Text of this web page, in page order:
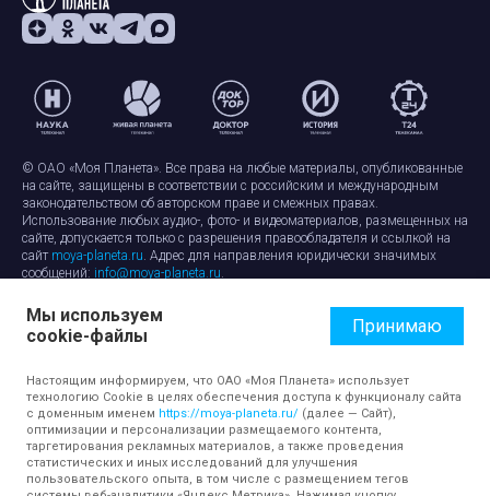
© ОАО «Моя Планета». Все права на любые материалы, опубликованные
на сайте, защищены в соответствии с российским и международным
законодательством об авторском праве и смежных правах.
Использование любых аудио-, фото- и видеоматериалов, размещенных на
сайте, допускается только с разрешения правообладателя и ссылкой на
сайт moya-planeta.ru. Адрес для направления юридически значимых
сообщений: info@moya-planeta.ru.
Правила сайтаРабота с cookie-файлами
Защита персональных данных
Обработка персональных данных
Мы используем
cookie-файлы
Принимаю
Настоящим информируем, что ОАО «Моя Планета» использует
технологию Cookie в целях обеспечения доступа к функционалу сайта
с доменным именем https://moya-planeta.ru/ (далее — Сайт),
оптимизации и персонализации размещаемого контента,
таргетирования рекламных материалов, а также проведения
статистических и иных исследований для улучшения
пользовательского опыта, в том числе с размещением тегов